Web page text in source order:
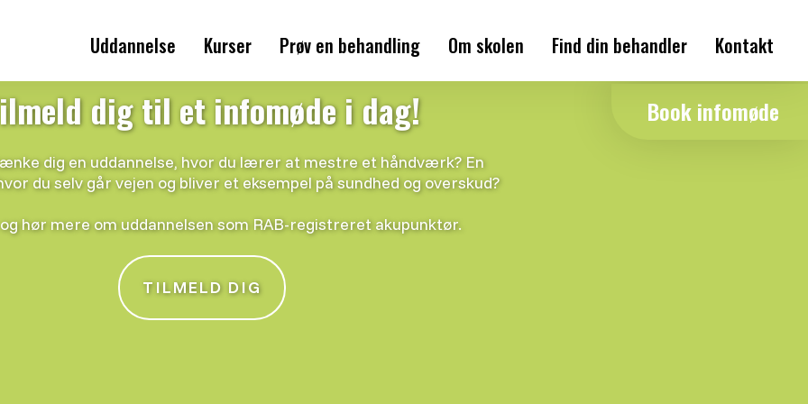
Uddannelse
Holdstart
Om akupunkturuddannelsen
Hvorfor blive akupunktør?
Akupunktur efteruddannelse
Pris og økonomi
Kurser Prøv en behandling
Om skolen
Historien bag
Skolens undervisere
Samarbejdspartnere
Find din behandler Kontakt
Book infomøde
dig til et infomøde i dag!
dig en uddannelse, hvor du lærer at mestre et håndværk? En
du selv går vejen og bliver et eksempel på sundhed og overskud?
hør mere om uddannelsen som RAB-registreret akupunktør.
TILMELD DIG